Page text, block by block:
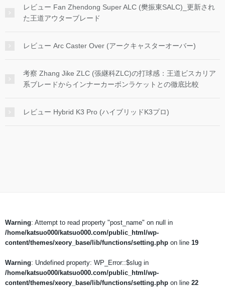
レビュー Fan Zhendong Super ALC (樊振東SALC)_更新され
た王道アウターブレード
レビュー Arc Caster Over (アークキャスターオーバー)
考察 Zhang Jike ZLC (張継科ZLC)の打球感：王道ビスカリア
系ブレードからインナーカーボンラケットとの徹底比較
レビュー Hybrid K3 Pro (ハイブリッドK3プロ)
Warning: Attempt to read property "post_name" on null in
/home/katsuo000/katsuo000.com/public_html/wp-
content/themes/xeory_base/lib/functions/setting.php on line 19
Warning: Undefined property: WP_Error::$slug in
/home/katsuo000/katsuo000.com/public_html/wp-
content/themes/xeory_base/lib/functions/setting.php on line 22